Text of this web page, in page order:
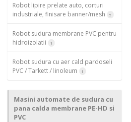
Robot lipire prelate auto, corturi
industriale, finisare banner/mesh
5
Robot sudura membrane PVC pentru
hidroizolatii
1
Robot sudura cu aer cald pardoseli
PVC / Tarkett / linoleum
1
Masini automate de sudura cu
pana calda membrane PE-HD si
PVC